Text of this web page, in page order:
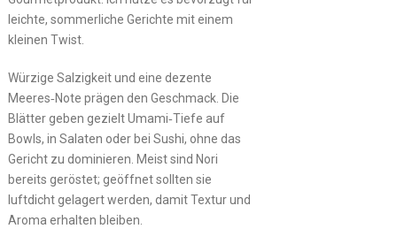
leichte, sommerliche Gerichte mit einem
kleinen Twist.
Würzige Salzigkeit und eine dezente
Meeres‑Note prägen den Geschmack. Die
Blätter geben gezielt Umami‑Tiefe auf
Bowls, in Salaten oder bei Sushi, ohne das
Gericht zu dominieren. Meist sind Nori
bereits geröstet; geöffnet sollten sie
luftdicht gelagert werden, damit Textur und
Aroma erhalten bleiben.